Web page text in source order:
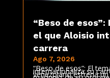
“Beso de
el que Aloisio
carrera
Ago 7, 2026
“Beso de esos”: El
internacionaliza su
venezolano estrena